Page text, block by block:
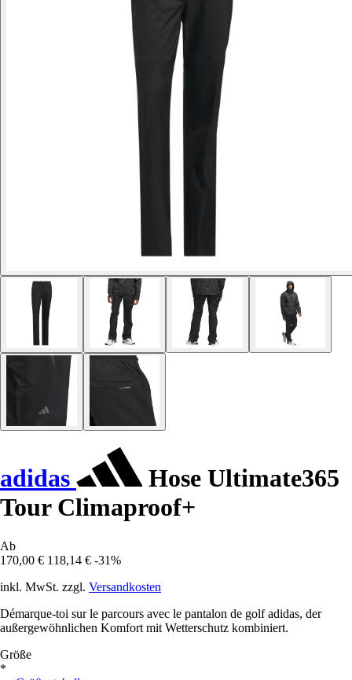
adidas
Hose Ultimate365
Tour Climaproof+
Ab
170,00 € 118,14 € -31%
inkl. MwSt. zzgl. Versandkosten
Démarque-toi sur le parcours avec le pantalon de golf adidas, der
außergewöhnlichen Komfort mit Wetterschutz kombiniert.
Größe
*